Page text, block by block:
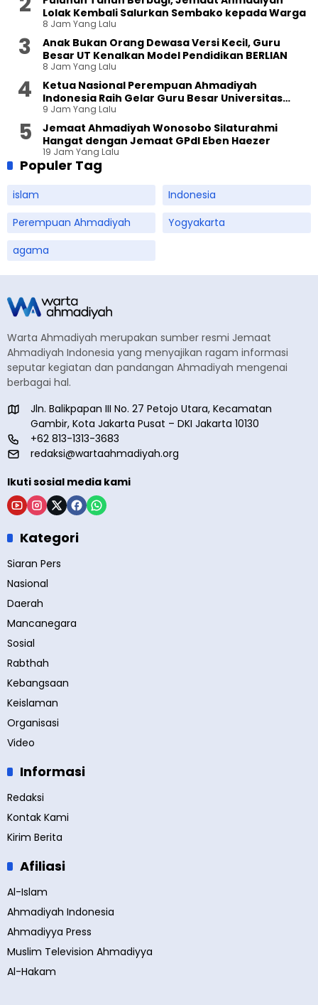
Lolak Kembali Salurkan Sembako kepada Warga
8 Jam Yang Lalu
Anak Bukan Orang Dewasa Versi Kecil, Guru
Besar UT Kenalkan Model Pendidikan BERLIAN
8 Jam Yang Lalu
Ketua Nasional Perempuan Ahmadiyah
Indonesia Raih Gelar Guru Besar Universitas
Terbuka
9 Jam Yang Lalu
Jemaat Ahmadiyah Wonosobo Silaturahmi
Hangat dengan Jemaat GPdI Eben Haezer
19 Jam Yang Lalu
Populer Tag
islam
Indonesia
Perempuan Ahmadiyah
Yogyakarta
agama
Warta Ahmadiyah merupakan sumber resmi Jemaat
Ahmadiyah Indonesia yang menyajikan ragam informasi
seputar kegiatan dan pandangan Ahmadiyah mengenai
berbagai hal.
Jln. Balikpapan III No. 27 Petojo Utara, Kecamatan
Gambir, Kota Jakarta Pusat – DKI Jakarta 10130
+62 813-1313-3683
redaksi@wartaahmadiyah.org
Ikuti sosial media kami
Kategori
Siaran Pers
Nasional
Daerah
Mancanegara
Sosial
Rabthah
Kebangsaan
Keislaman
Organisasi
Video
Informasi
Redaksi
Kontak Kami
Kirim Berita
Afiliasi
Al-Islam
Ahmadiyah Indonesia
Ahmadiyya Press
Muslim Television Ahmadiyya
Al-Hakam